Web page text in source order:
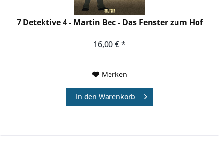
7 Detektive 4 - Martin Bec - Das Fenster zum Hof
16,00 € *
Merken
In den Warenkorb